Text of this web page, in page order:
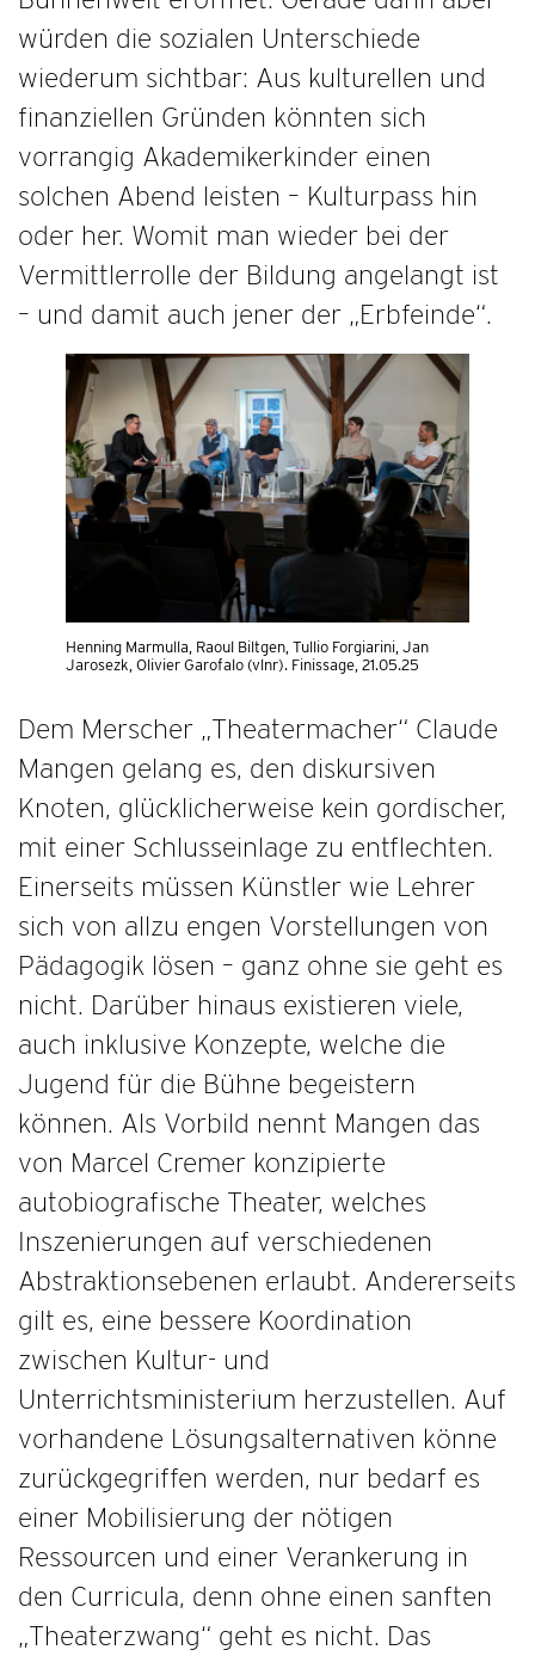
würden die sozialen Unterschiede
wiederum sichtbar: Aus kulturellen und
finanziellen Gründen könnten sich
vorrangig Akademikerkinder einen
solchen Abend leisten – Kulturpass hin
oder her. Womit man wieder bei der
Vermittlerrolle der Bildung angelangt ist
– und damit auch jener der „Erbfeinde“.
Henning Marmulla, Raoul Biltgen, Tullio Forgiarini, Jan
Jarosezk, Olivier Garofalo (vlnr). Finissage, 21.05.25
Dem Merscher „Theatermacher“ Claude
Mangen gelang es, den diskursiven
Knoten, glücklicherweise kein gordischer,
mit einer Schlusseinlage zu entflechten.
Einerseits müssen Künstler wie Lehrer
sich von allzu engen Vorstellungen von
Pädagogik lösen – ganz ohne sie geht es
nicht. Darüber hinaus existieren viele,
auch inklusive Konzepte, welche die
Jugend für die Bühne begeistern
können. Als Vorbild nennt Mangen das
von Marcel Cremer konzipierte
autobiografische Theater, welches
Inszenierungen auf verschiedenen
Abstraktionsebenen erlaubt. Andererseits
gilt es, eine bessere Koordination
zwischen Kultur- und
Unterrichtsministerium herzustellen. Auf
vorhandene Lösungsalternativen könne
zurückgegriffen werden, nur bedarf es
einer Mobilisierung der nötigen
Ressourcen und einer Verankerung in
den Curricula, denn ohne einen sanften
„Theaterzwang“ geht es nicht. Das